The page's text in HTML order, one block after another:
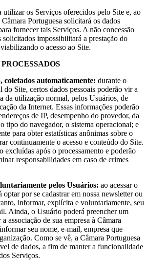
os Serviços oferecidos pelo Site e, ao
Portuguesa solicitará os dados
fornecer tais Serviços. A não concessão
solicitados impossibilitará a prestação do
o acesso ao Site.
coletados automaticamente: durante o
Site, certos dados pessoais poderão vir a
da utilização normal, pelos Usuários, de
da Internet. Essas informações poderão
de IP, desempenho do provedor, da
tipo do navegador, o sistema operacional; e
para obter estatísticas anônimas sobre o
continuamente o acesso e conteúdo do Site.
excluídas após o processamento e poderão
responsabilidades em caso de crimes
pelos Usuários: ao acessar o
por se cadastrar em nossa newsletter ou
informar, explícita e voluntariamente, seu
Ainda, o Usuário poderá preencher um
associação de sua empresa à Câmara
seu nome, e-mail, empresa que
Como se vê, a Câmara Portuguesa
de dados, a fim de manter a funcionalidade
Serviços.